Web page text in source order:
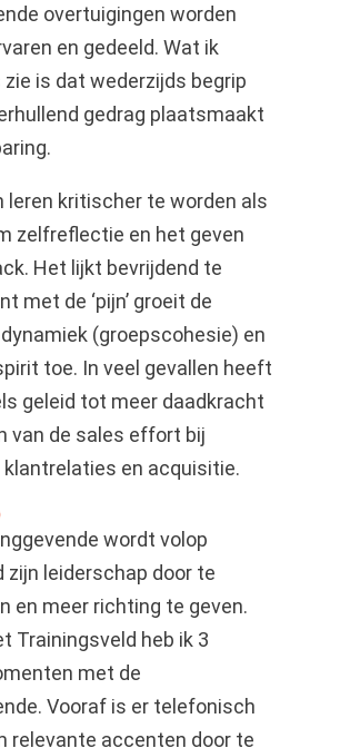
overtuigingen worden
en gedeeld. Wat ik
is dat wederzijds begrip
gedrag plaatsmaakt
leren kritischer te worden als
zelfreflectie en het geven
Het lijkt bevrijdend te
met de ‘pijn’ groeit de
(groepscohesie) en
toe. In veel gevallen heeft
geleid tot meer daadkracht
van de sales effort bij
en acquisitie.
wordt volop
zijn leiderschap door te
en meer richting te geven.
Trainingsveld heb ik 3
met de
Vooraf is er telefonisch
relevante accenten door te